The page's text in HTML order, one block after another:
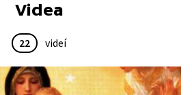
Videa
22 videí